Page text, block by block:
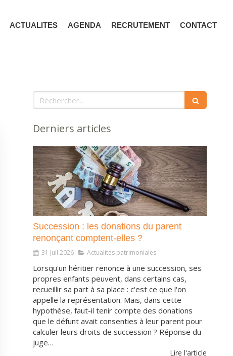
ACTUALITES AGENDA RECRUTEMENT CONTACT
Rechercher
Derniers articles
Succession : les donations du parent
renonçant comptent-elles ?
31 Juil 2026 Actualités patrimoniales
Lorsqu'un héritier renonce à une succession, ses
propres enfants peuvent, dans certains cas,
recueillir sa part à sa place : c'est ce que l'on
appelle la représentation. Mais, dans cette
hypothèse, faut-il tenir compte des donations
que le défunt avait consenties à leur parent pour
calculer leurs droits de succession ? Réponse du
juge…
Lire l'article